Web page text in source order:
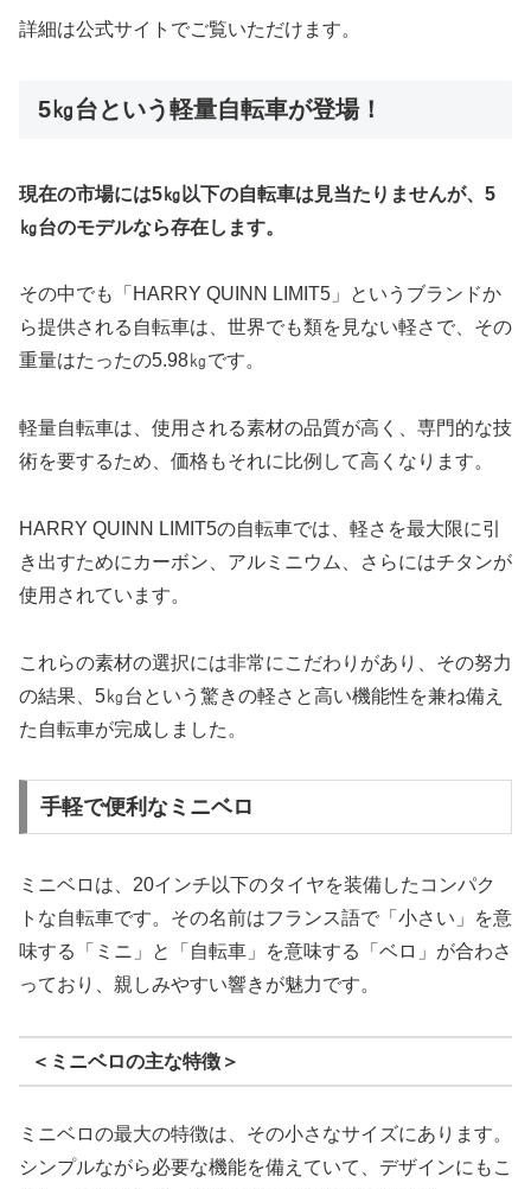
詳細は公式サイトでご覧いただけます。
5㎏台という軽量自転車が登場！
現在の市場には5㎏以下の自転車は見当たりませんが、5
㎏台のモデルなら存在します。
その中でも「HARRY QUINN LIMIT5」というブランドか
ら提供される自転車は、世界でも類を見ない軽さで、その
重量はたったの5.98㎏です。
軽量自転車は、使用される素材の品質が高く、専門的な技
術を要するため、価格もそれに比例して高くなります。
HARRY QUINN LIMIT5の自転車では、軽さを最大限に引
き出すためにカーボン、アルミニウム、さらにはチタンが
使用されています。
これらの素材の選択には非常にこだわりがあり、その努力
の結果、5㎏台という驚きの軽さと高い機能性を兼ね備え
た自転車が完成しました。
手軽で便利なミニベロ
ミニベロは、20インチ以下のタイヤを装備したコンパク
トな自転車です。その名前はフランス語で「小さい」を意
味する「ミニ」と「自転車」を意味する「ベロ」が合わさ
っており、親しみやすい響きが魅力です。
＜ミニベロの主な特徴＞
ミニベロの最大の特徴は、その小さなサイズにあります。
シンプルながら必要な機能を備えていて、デザインにもこ